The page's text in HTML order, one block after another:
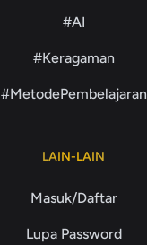
#AI
#Keragaman
#MetodePembelajaran
LAIN-LAIN
Masuk/Daftar
Lupa Password